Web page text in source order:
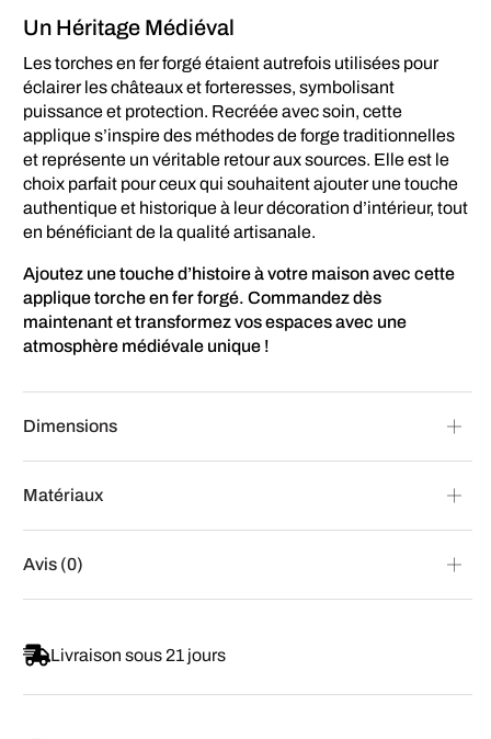
Un Héritage Médiéval
Les torches en fer forgé étaient autrefois utilisées pour
éclairer les châteaux et forteresses, symbolisant
puissance et protection. Recréée avec soin, cette
applique s’inspire des méthodes de forge traditionnelles
et représente un véritable retour aux sources. Elle est le
choix parfait pour ceux qui souhaitent ajouter une touche
authentique et historique à leur décoration d’intérieur, tout
en bénéficiant de la qualité artisanale.
Ajoutez une touche d’histoire à votre maison avec cette
applique torche en fer forgé. Commandez dès
maintenant et transformez vos espaces avec une
atmosphère médiévale unique !
Dimensions
Matériaux
Avis (0)
Livraison sous 21 jours